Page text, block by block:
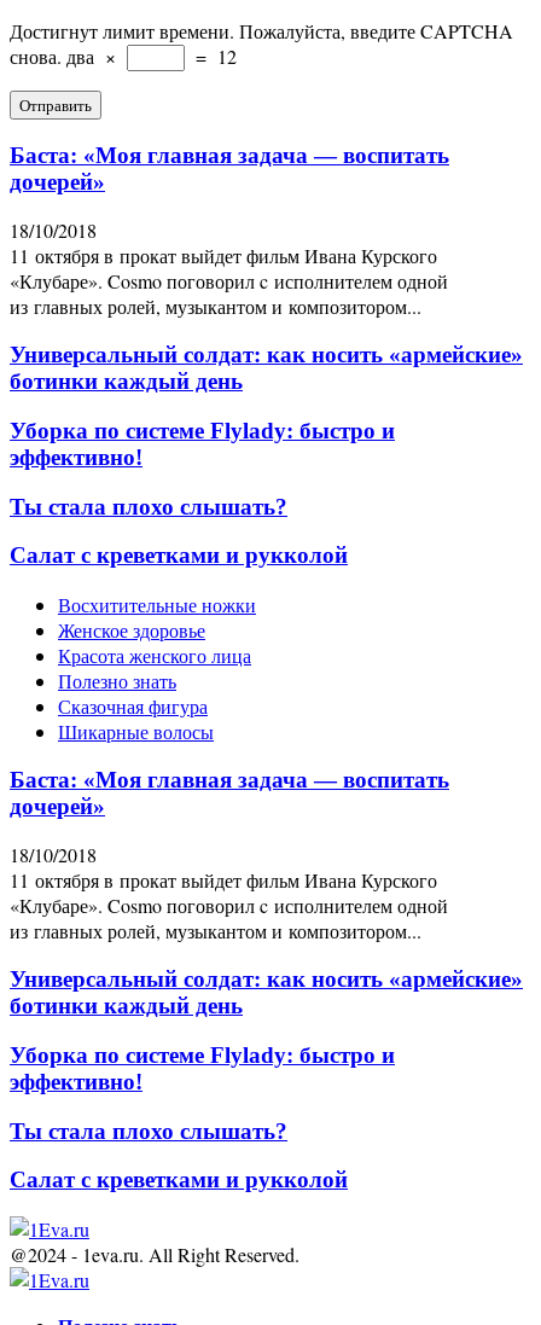
Достигнут лимит времени. Пожалуйста, введите CAPTCHA
снова. два × = 12
Баста: «Моя главная задача — воспитать
дочерей»
18/10/2018
11 октября в прокат выйдет фильм Ивана Курского
«Клубаре». Cosmo поговорил c исполнителем одной
из главных ролей, музыкантом и композитором...
Универсальный солдат: как носить «армейские»
ботинки каждый день
Уборка по системе Flylady: быстро и
эффективно!
Ты стала плохо слышать?
Салат с креветками и рукколой
Восхитительные ножки
Женское здоровье
Красота женского лица
Полезно знать
Сказочная фигура
Шикарные волосы
Баста: «Моя главная задача — воспитать
дочерей»
18/10/2018
11 октября в прокат выйдет фильм Ивана Курского
«Клубаре». Cosmo поговорил c исполнителем одной
из главных ролей, музыкантом и композитором...
Универсальный солдат: как носить «армейские»
ботинки каждый день
Уборка по системе Flylady: быстро и
эффективно!
Ты стала плохо слышать?
Салат с креветками и рукколой
@2024 - 1eva.ru. All Right Reserved.